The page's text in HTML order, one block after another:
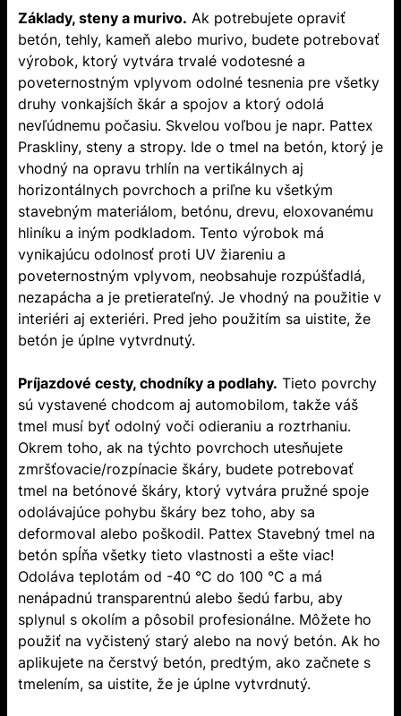
Základy, steny a murivo. Ak potrebujete opraviť
betón, tehly, kameň alebo murivo, budete potrebovať
výrobok, ktorý vytvára trvalé vodotesné a
poveternostným vplyvom odolné tesnenia pre všetky
druhy vonkajších škár a spojov a ktorý odolá
nevľúdnemu počasiu. Skvelou voľbou je napr. Pattex
Praskliny, steny a stropy. Ide o tmel na betón, ktorý je
vhodný na opravu trhlín na vertikálnych aj
horizontálnych povrchoch a priľne ku všetkým
stavebným materiálom, betónu, drevu, eloxovanému
hliníku a iným podkladom. Tento výrobok má
vynikajúcu odolnosť proti UV žiareniu a
poveternostným vplyvom, neobsahuje rozpúšťadlá,
nezapácha a je pretierateľný. Je vhodný na použitie v
interiéri aj exteriéri. Pred jeho použitím sa uistite, že
betón je úplne vytvrdnutý.
Príjazdové cesty, chodníky a podlahy. Tieto povrchy
sú vystavené chodcom aj automobilom, takže váš
tmel musí byť odolný voči odieraniu a roztrhaniu.
Okrem toho, ak na týchto povrchoch utesňujete
zmršťovacie/rozpínacie škáry, budete potrebovať
tmel na betónové škáry, ktorý vytvára pružné spoje
odolávajúce pohybu škáry bez toho, aby sa
deformoval alebo poškodil. Pattex Stavebný tmel na
betón spĺňa všetky tieto vlastnosti a ešte viac!
Odoláva teplotám od -40 °C do 100 °C a má
nenápadnú transparentnú alebo šedú farbu, aby
splynul s okolím a pôsobil profesionálne. Môžete ho
použiť na vyčistený starý alebo na nový betón. Ak ho
aplikujete na čerstvý betón, predtým, ako začnete s
tmelením, sa uistite, že je úplne vytvrdnutý.